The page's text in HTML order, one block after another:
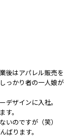
後はアパレル販売を
っかり者の一人娘が
デザインに入社。
す。
いのですが（笑）
ばります。